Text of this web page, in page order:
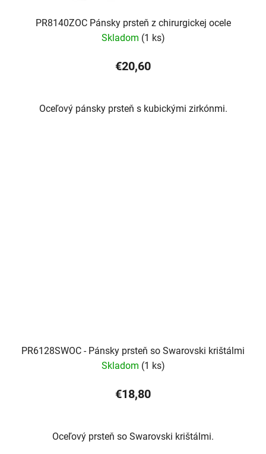
PR8140ZOC Pánsky prsteň z chirurgickej ocele
Skladom (1 ks)
€20,60
Oceľový pánsky prsteň s kubickými zirkónmi.
PR6128SWOC - Pánsky prsteň so Swarovski krištálmi
Skladom (1 ks)
€18,80
Oceľový prsteň so Swarovski krištálmi.